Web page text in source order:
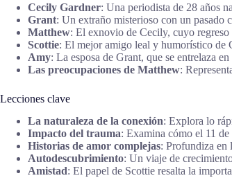
Cecily Gardner: Una periodista de 28 años
Grant: Un extraño misterioso con un pasado
Matthew: El exnovio de Cecily, cuyo regreso
Scottie: El mejor amigo leal y humorístico de
Amy: La esposa de Grant, que se entrelaza
Las preocupaciones de Matthew:
Lecciones clave
La naturaleza de la conexión: Explora lo
Impacto del trauma: Examina cómo el 11
Historias de amor complejas: Profundiza en
Autodescubrimiento: Un viaje de
Amistad: El papel de Scottie resalta la